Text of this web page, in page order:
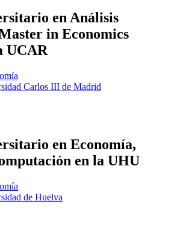
en Análisis
in Economics
UCAR
Carlos III de Madrid
en Economía,
en la UHU
de Huelva